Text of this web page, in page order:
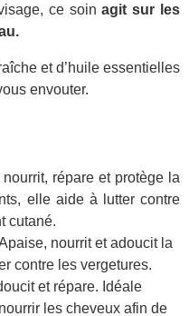
ce soinagit sur les
et d’huile essentielles
envouter.
nourrit, répare et protège la
elle aide à lutter contre
cutané.
nourrit et adoucit la
contre les vergetures.
et répare. Idéale
les cheveux afin de